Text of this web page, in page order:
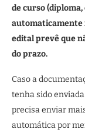
de curso
automaticamente
edital prevê que
do prazo.
Caso a
tenha sido
precisa enviar
automática por